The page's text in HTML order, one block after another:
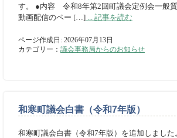
す。 ●内容 令和8年第2回町議会定例会一般
動画配信のペー […] ... 記事を読む
ページ作成日: 2026年07月13日
カテゴリー： 議会事務局からのお知らせ
和寒町議会白書（令和7年版）
和寒町議会白書（令和7年版）を追加しまし